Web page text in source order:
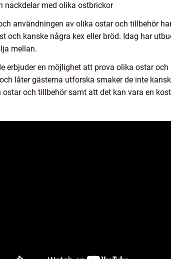
nackdelar med olika ostbrickor
användningen av olika ostar och tillbehör
och kanske några kex eller bröd. Idag har
mellan.
erbjuder en möjlighet att prova olika ostar
låter gästerna utforska smaker de inte
och tillbehör samt att det kan vara en